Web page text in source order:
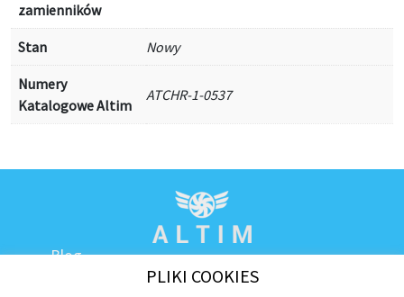
zamienników
Stan Nowy
Numery
Katalogowe Altim
ATCHR-1-0537
Blog
PLIKI COOKIES